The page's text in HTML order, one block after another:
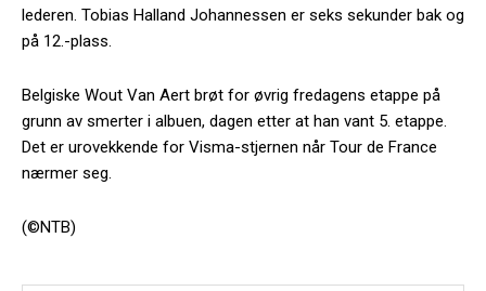
lederen. Tobias Halland Johannessen er seks sekunder bak og
på 12.-plass.
Belgiske Wout Van Aert brøt for øvrig fredagens etappe på
grunn av smerter i albuen, dagen etter at han vant 5. etappe.
Det er urovekkende for Visma-stjernen når Tour de France
nærmer seg.
(©NTB)